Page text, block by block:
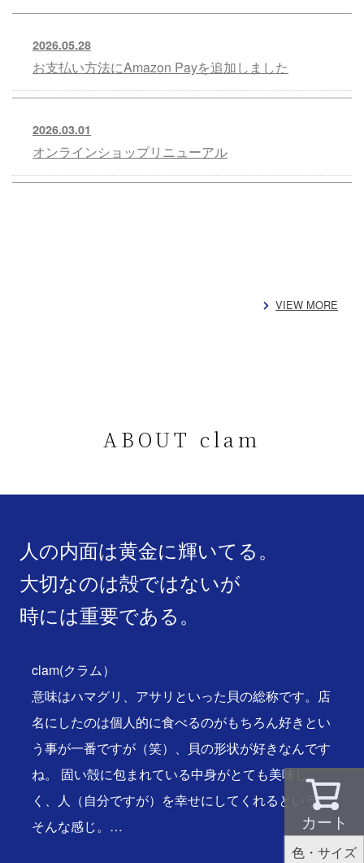
カート
色・サイズ
2026.05.28
お支払い方法にAmazon Payを追加しました
2026.03.01
オンラインショップリニューアル
VIEW MORE
ABOUT clam
人の内面は黄金に輝いてる。
大切なのは殻ではないが
時には重要である。
clam(クラム）
意味はハマグリ、アサリといった貝の総称です。店
名にしたのは個人的に食べるのがもちろん好きとい
う事が一番ですが（笑）、貝の形状が好きなんです
ね。 固い殻に包まれている中身がとても美味し
く、人（自分ですが）を幸せにしてくれるという、
そんな感じ。…